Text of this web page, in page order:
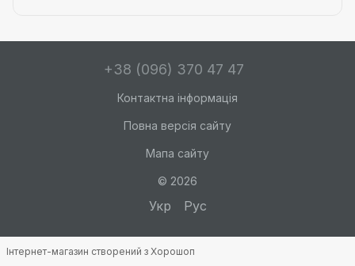
+38 (096) 370 47 47
Контактна інформація
Повна версія сайту
Мапа сайту
© 2026
Укр Рус
Інтернет-магазин створений з Хорошоп